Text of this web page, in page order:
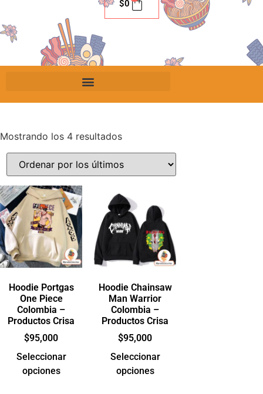
$0
Mostrando los 4 resultados
Hoodie Portgas
One Piece
Colombia –
Productos Crisa
$95,000
Seleccionar
opciones
Hoodie Chainsaw
Man Warrior
Colombia –
Productos Crisa
$95,000
Seleccionar
opciones